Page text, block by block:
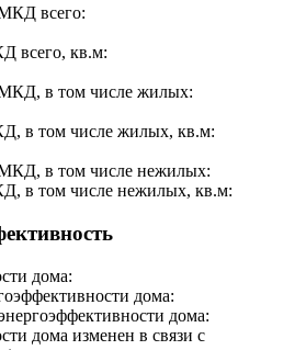
всего:
всего, кв.м:
в том числе жилых:
в том числе жилых, кв.м:
в том числе нежилых:
в том числе нежилых, кв.м:
дома:
дома:
дома:
дома изменен в связи с